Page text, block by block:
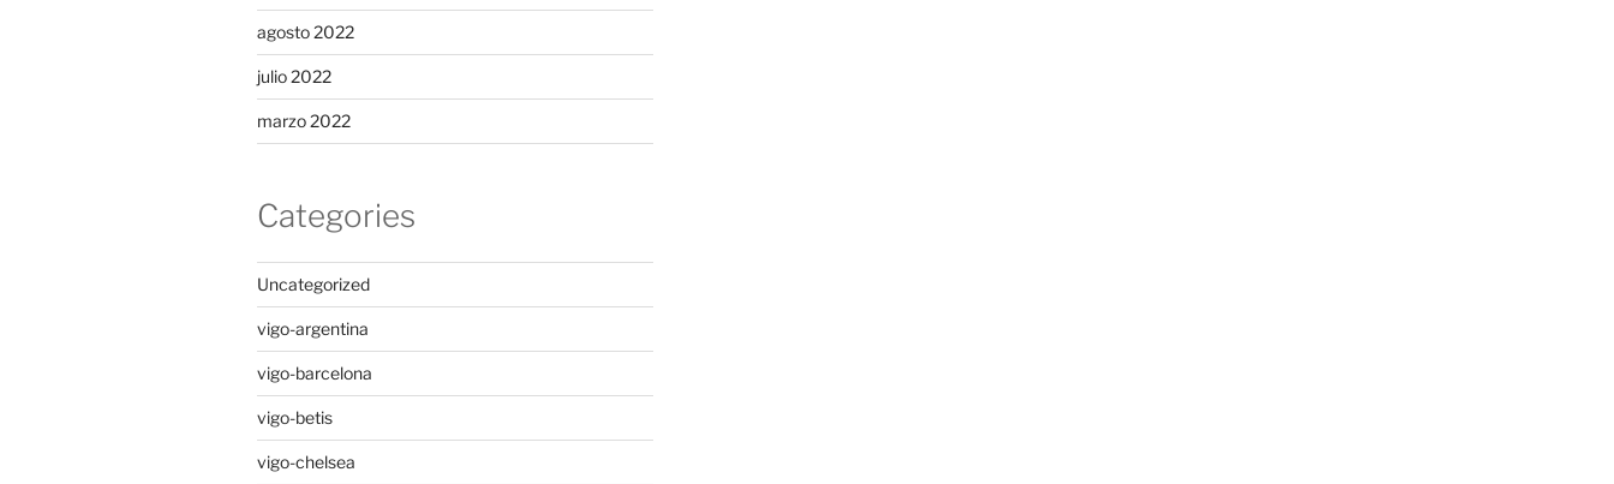
agosto 2022
julio 2022
marzo 2022
Categories
Uncategorized
vigo-argentina
vigo-barcelona
vigo-betis
vigo-chelsea